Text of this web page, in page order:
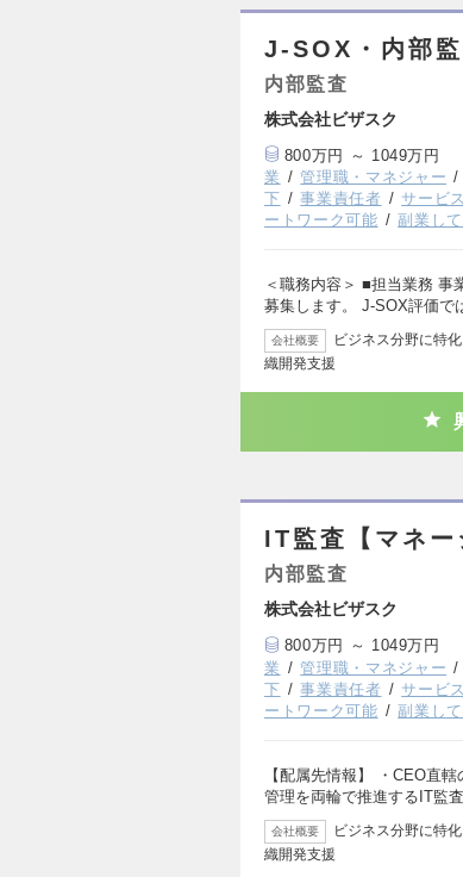
J-SOX・内部
内部監査
株式会社ビザスク
800万円 ～ 1049万円
業
管理職・マネジャー
下
事業責任者 サービ
ートワーク可能
副業し
＜職務内容＞ ■担当業務 事
募集します。 J-SOX評価
会社概要
ビジネス分野に特
織開発支援
IT監査【マネー
内部監査
株式会社ビザスク
800万円 ～ 1049万円
業
管理職・マネジャー
下
事業責任者 サービ
ートワーク可能
副業し
【配属先情報】 ・CEO直
管理を両輪で推進するIT監
会社概要
ビジネス分野に特
織開発支援